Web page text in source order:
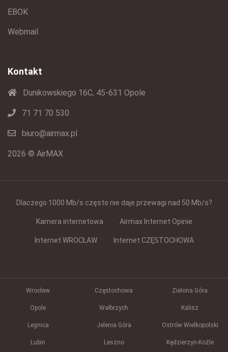
EBOK
Webmail
Kontakt
Dunikowskiego 16C, 45-631 Opole
71 71 70 530
biuro@airmax.pl
2026 © AirMAX
Dlaczego 1000 Mb/s często nie daje przewagi nad 50 Mb/s?
Kamera internetowa Airmax Internet Opinie
Internet WROCŁAW Internet CZĘSTOCHOWA
Wrocław Częstochowa Zielona Góra
Opole Wałbrzych Kalisz
Legnica Jelenia Góra Ostrów Wielkopolski
Lubin Leszno Kędzierzyn-Koźle